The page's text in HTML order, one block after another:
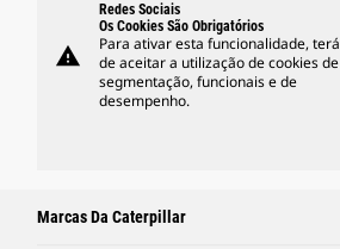
warning
Redes Sociais
Os Cookies São Obrigatórios
Para ativar esta funcionalidade, terá
de aceitar a utilização de cookies de
segmentação, funcionais e de
desempenho.
Marcas Da Caterpillar